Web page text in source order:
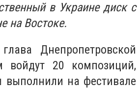
в Украине диск с
на Востоке.
Днепропетровской
войдут 20 композиций,
выполнили на фестивале